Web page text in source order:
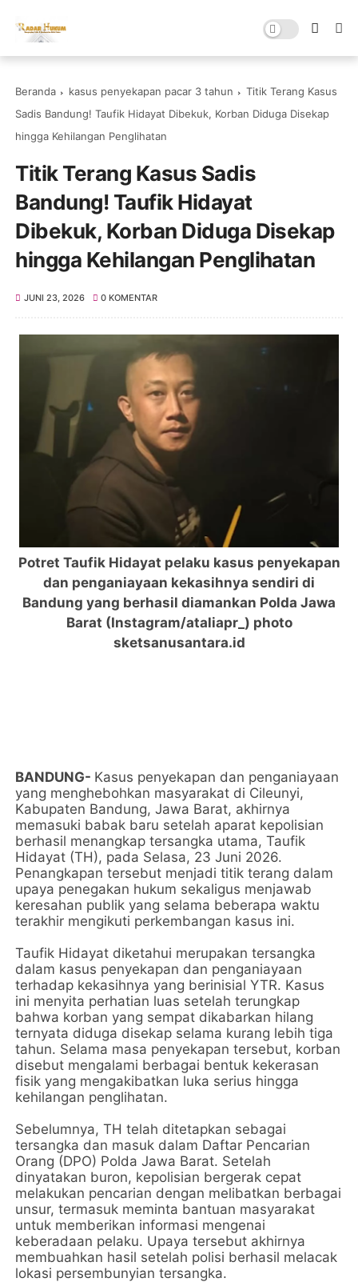
Beranda kasus penyekapan pacar 3 tahun
Titik Terang Kasus
Sadis Bandung! Taufik Hidayat Dibekuk, Korban Diduga Disekap
hingga Kehilangan Penglihatan
Titik Terang Kasus Sadis
Bandung! Taufik Hidayat
Dibekuk, Korban Diduga Disekap
hingga Kehilangan Penglihatan
JUNI 23, 2026 0 KOMENTAR
Potret Taufik Hidayat pelaku kasus penyekapan
dan penganiayaan kekasihnya sendiri di
Bandung yang berhasil diamankan Polda Jawa
Barat (Instagram/ataliapr_) photo
sketsanusantara.id
BANDUNG- Kasus penyekapan dan penganiayaan
yang menghebohkan masyarakat di Cileunyi,
Kabupaten Bandung, Jawa Barat, akhirnya
memasuki babak baru setelah aparat kepolisian
berhasil menangkap tersangka utama, Taufik
Hidayat (TH), pada Selasa, 23 Juni 2026.
Penangkapan tersebut menjadi titik terang dalam
upaya penegakan hukum sekaligus menjawab
keresahan publik yang selama beberapa waktu
terakhir mengikuti perkembangan kasus ini.
Taufik Hidayat diketahui merupakan tersangka
dalam kasus penyekapan dan penganiayaan
terhadap kekasihnya yang berinisial YTR. Kasus
ini menyita perhatian luas setelah terungkap
bahwa korban yang sempat dikabarkan hilang
ternyata diduga disekap selama kurang lebih tiga
tahun. Selama masa penyekapan tersebut, korban
disebut mengalami berbagai bentuk kekerasan
fisik yang mengakibatkan luka serius hingga
kehilangan penglihatan.
Sebelumnya, TH telah ditetapkan sebagai
tersangka dan masuk dalam Daftar Pencarian
Orang (DPO) Polda Jawa Barat. Setelah
dinyatakan buron, kepolisian bergerak cepat
melakukan pencarian dengan melibatkan berbagai
unsur, termasuk meminta bantuan masyarakat
untuk memberikan informasi mengenai
keberadaan pelaku. Upaya tersebut akhirnya
membuahkan hasil setelah polisi berhasil melacak
lokasi persembunyian tersangka.